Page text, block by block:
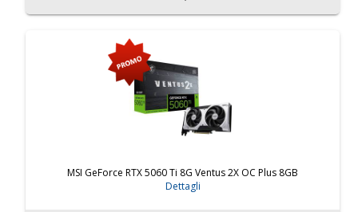
MSI GeForce RTX 5060 Ti 8G Ventus 2X OC Plus 8GB
Dettagli